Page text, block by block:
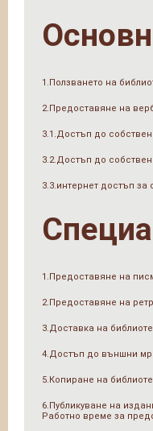
1.Ползването на
2.Предоставяне на
3.1.Достъп до
3.2.Достъп до
3.3.интернет достъп за
1.Предоставяне на
2.Предоставяне на
3.Доставка на
4.Достъп до външни
5.Копиране на
6.Публикуване на
Работно време за